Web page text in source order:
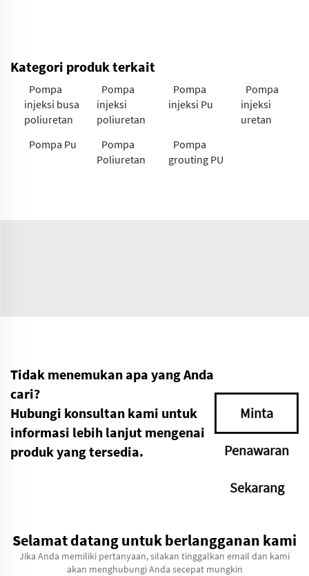
Kategori produk terkait
Pompa
injeksi busa
poliuretan
Pompa
injeksi
poliuretan
Pompa
injeksi Pu
Pompa
injeksi
uretan
Pompa Pu
Pompa
Poliuretan
Pompa
grouting PU
Tidak menemukan apa yang Anda
cari?
Hubungi konsultan kami untuk
informasi lebih lanjut mengenai
produk yang tersedia.
Minta
Penawaran
Sekarang
Selamat datang untuk berlangganan kami
Jika Anda memiliki pertanyaan, silakan tinggalkan email dan kami
akan menghubungi Anda secepat mungkin